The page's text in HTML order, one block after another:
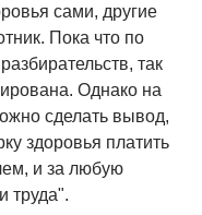
сами, другие
Пока что по
так
Однако на
сделать вывод,
здоровья платить
и за любую
труда".